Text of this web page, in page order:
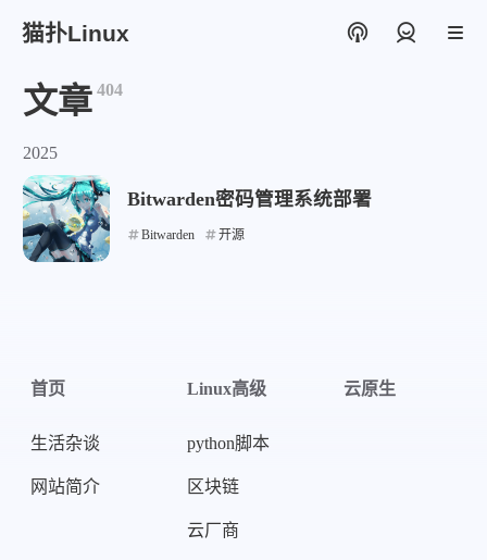
猫扑Linux
文章 404
2025
Bitwarden密码管理系统部署
Bitwarden 开源
首页
生活杂谈
网站简介
Linux高级
python脚本
区块链
云厂商
云原生